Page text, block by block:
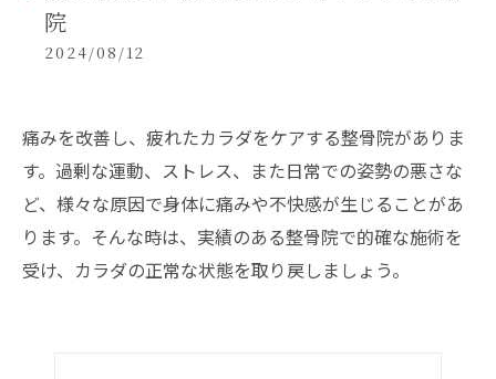
院
2024/08/12
痛みを改善し、疲れたカラダをケアする整骨院がありま
す。過剰な運動、ストレス、また日常での姿勢の悪さな
ど、様々な原因で身体に痛みや不快感が生じることがあ
ります。そんな時は、実績のある整骨院で的確な施術を
受け、カラダの正常な状態を取り戻しましょう。